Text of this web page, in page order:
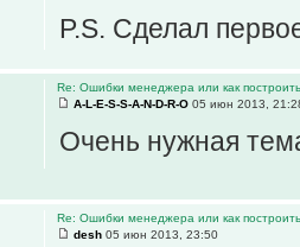
P.S. Сделал
Re: Ошибки менеджера или как построить
A-L-E-S-S-A-N-D-R-O 05 июн 2013,
Очень нужная
Re: Ошибки менеджера или как построить
desh 05 июн 2013, 23:50